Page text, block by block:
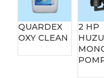
QUARDEX
OXY CLEAN
2 HP